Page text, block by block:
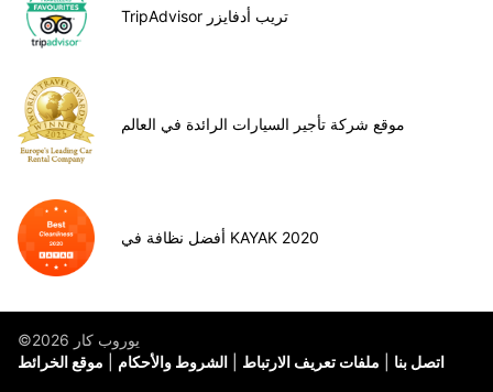
TripAdvisor تريب أدفايزر
موقع شركة تأجير السيارات الرائدة في العالم
أفضل نظافة في KAYAK 2020
©يوروب كار 2026
موقع الخرائط
الشروط والأحكام ملفات تعريف الارتباط اتصل بنا